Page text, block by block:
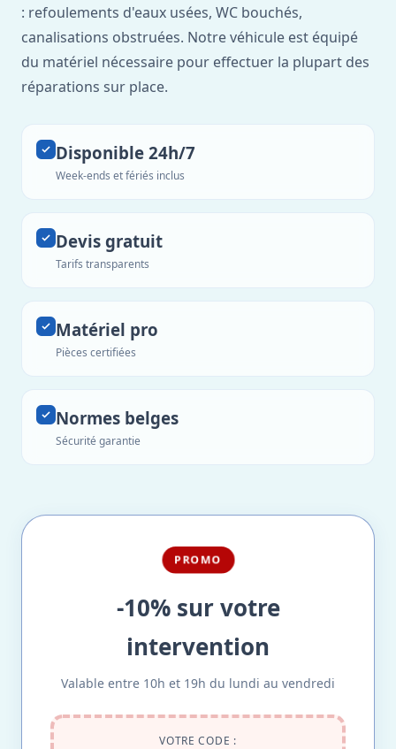
: refoulements d'eaux usées, WC bouchés,
canalisations obstruées. Notre véhicule est équipé
du matériel nécessaire pour effectuer la plupart des
réparations sur place.
Disponible 24h/7
Week-ends et fériés inclus
Devis gratuit
Tarifs transparents
Matériel pro
Pièces certifiées
Normes belges
Sécurité garantie
PROMO
-10% sur votre
intervention
Valable entre 10h et 19h du lundi au vendredi
VOTRE CODE :